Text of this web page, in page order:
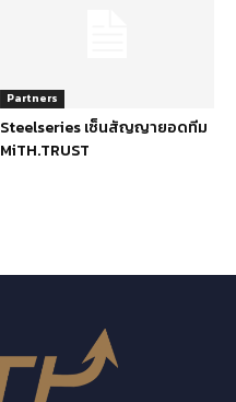
Partners
Steelseries เซ็นสัญญายอดทีม
MiTH.TRUST